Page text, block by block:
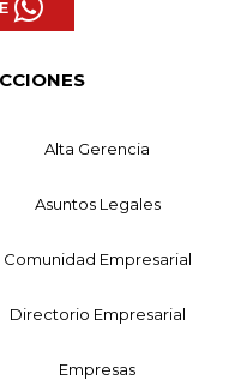
Alta Gerencia
Asuntos Legales
Comunidad Empresarial
Directorio Empresarial
Empresas